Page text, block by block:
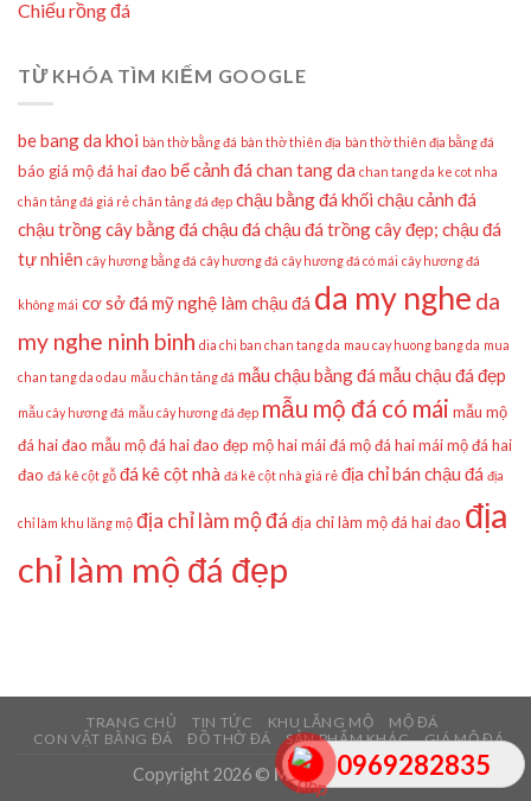
0969282835
Chiếu rồng đá
TỪ KHÓA TÌM KIẾM GOOGLE
be bang da khoi bàn thờ bằng đá bàn thờ thiên địa bàn thờ thiên địa bằng đá
báo giá mộ đá hai đao bể cảnh đá chan tang da chan tang da ke cot nha
chân tảng đá giá rẻ chân tảng đá đẹp chậu bằng đá khối chậu cảnh đá
chậu trồng cây bằng đá chậu đá chậu đá trồng cây đẹp; chậu đá
tự nhiên cây hương bằng đá cây hương đá cây hương đá có mái cây hương đá
không mái cơ sở đá mỹ nghệ làm chậu đá da my nghe da
my nghe ninh binh dia chi ban chan tang da mau cay huong bang da mua
chan tang da o dau mẫu chân tảng đá mẫu chậu bằng đá mẫu chậu đá đẹp
mẫu cây hương đá mẫu cây hương đá đẹp mẫu mộ đá có mái mẫu mộ
đá hai đao mẫu mộ đá hai đao đẹp mộ hai mái đá mộ đá hai máimộ đá hai
đao đá kê cột gỗ đá kê cột nhà đá kê cột nhà giá rẻ địa chỉ bán chậu đá địa
chỉ làm khu lăng mộ địa chỉ làm mộ đá địa chỉ làm mộ đá hai đao địa
chỉ làm mộ đá đẹp
TRANG CHỦ TIN TỨC KHU LĂNG MỘ
MỘ ĐÁ
CON VẬT BẰNG ĐÁ
ĐỒ THỜ ĐÁ SẢN PHẨM KHÁC GIÁ MỘ ĐÁ
Copyright 2026 © Mẫu Mộ Đá Đẹp